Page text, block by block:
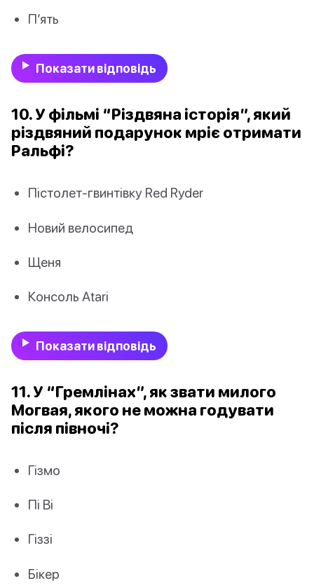
П’ять
Показати відповідь
10. У фільмі “Різдвяна історія”, який
різдвяний подарунок мріє отримати
Ральфі?
Пістолет-гвинтівку Red Ryder
Новий велосипед
Щеня
Консоль Atari
Показати відповідь
11. У “Гремлінах”, як звати милого
Могвая, якого не можна годувати
після півночі?
Гізмо
Пі Ві
Гіззі
Бікер